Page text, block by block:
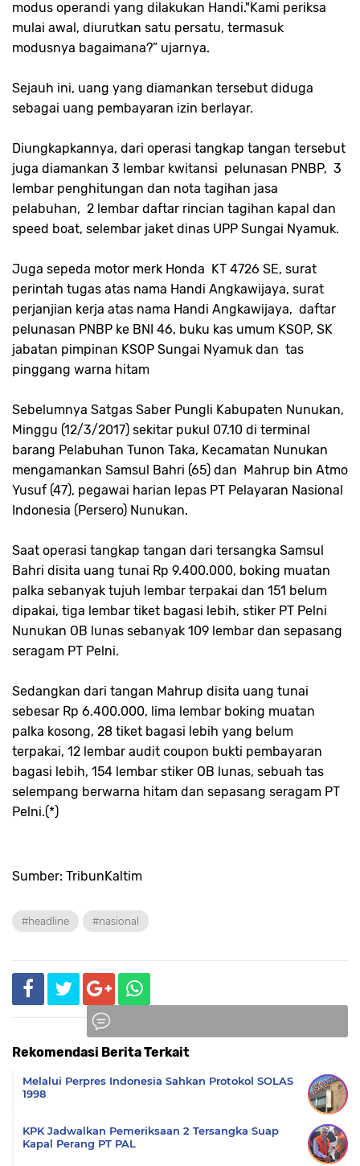
modus operandi yang dilakukan Handi."Kami periksa
mulai awal, diurutkan satu persatu, termasuk
modusnya bagaimana?” ujarnya.
Sejauh ini, uang yang diamankan tersebut diduga
sebagai uang pembayaran izin berlayar.
Diungkapkannya, dari operasi tangkap tangan tersebut
juga diamankan 3 lembar kwitansi pelunasan PNBP, 3
lembar penghitungan dan nota tagihan jasa
pelabuhan, 2 lembar daftar rincian tagihan kapal dan
speed boat, selembar jaket dinas UPP Sungai Nyamuk.
Juga sepeda motor merk Honda KT 4726 SE, surat
perintah tugas atas nama Handi Angkawijaya, surat
perjanjian kerja atas nama Handi Angkawijaya, daftar
pelunasan PNBP ke BNI 46, buku kas umum KSOP, SK
jabatan pimpinan KSOP Sungai Nyamuk dan tas
pinggang warna hitam
Sebelumnya Satgas Saber Pungli Kabupaten Nunukan,
Minggu (12/3/2017) sekitar pukul 07.10 di terminal
barang Pelabuhan Tunon Taka, Kecamatan Nunukan
mengamankan Samsul Bahri (65) dan Mahrup bin Atmo
Yusuf (47), pegawai harian lepas PT Pelayaran Nasional
Indonesia (Persero) Nunukan.
Saat operasi tangkap tangan dari tersangka Samsul
Bahri disita uang tunai Rp 9.400.000, boking muatan
palka sebanyak tujuh lembar terpakai dan 151 belum
dipakai, tiga lembar tiket bagasi lebih, stiker PT Pelni
Nunukan OB lunas sebanyak 109 lembar dan sepasang
seragam PT Pelni.
Sedangkan dari tangan Mahrup disita uang tunai
sebesar Rp 6.400.000, lima lembar boking muatan
palka kosong, 28 tiket bagasi lebih yang belum
terpakai, 12 lembar audit coupon bukti pembayaran
bagasi lebih, 154 lembar stiker OB lunas, sebuah tas
selempang berwarna hitam dan sepasang seragam PT
Pelni.(*)
Sumber: TribunKaltim
#headline #nasional
Rekomendasi Berita Terkait
Melalui Perpres Indonesia Sahkan Protokol SOLAS
1998
KPK Jadwalkan Pemeriksaan 2 Tersangka Suap
Kapal Perang PT PAL